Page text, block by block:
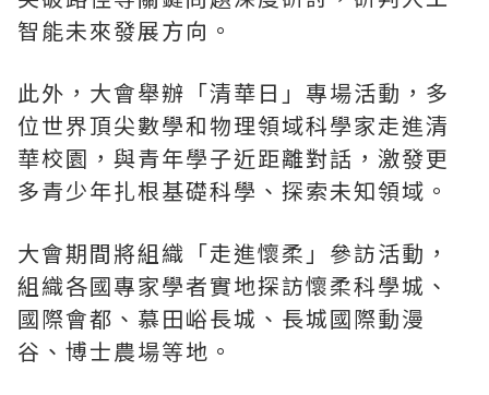
智能未來發展方向。
此外，大會舉辦 「清華日 」 專場活動，多
位世界頂尖數學和物理領域科學家走進清
華校園，與青年學子近距離對話，激發更
多青少年扎根基礎科學、探索未知領域。
大會期間將組織 「走進懷柔 」 參訪活動，
組織各國專家學者實地探訪懷柔科學城、
國際會都、慕田峪長城、長城國際動漫
谷、博士農場等地。